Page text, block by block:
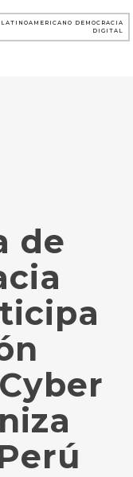
DEMOCRACIA
DIGITAL
de